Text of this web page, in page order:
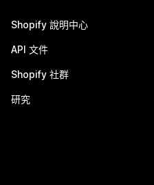
Shopify 說明中心
API 文件
Shopify 社群
研究